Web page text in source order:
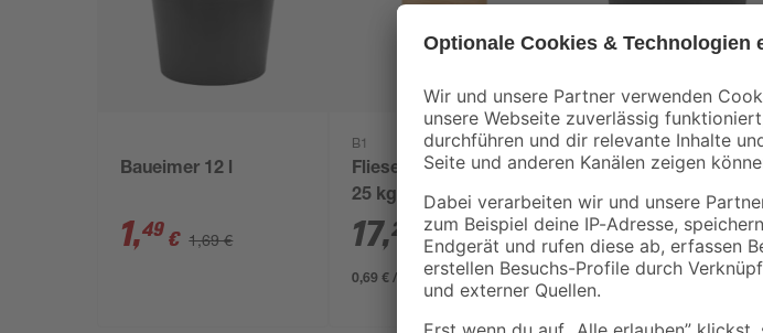
Baueimer 12 l
1,49 € 1,69 €
B1
Fliesenkleber flexibel
25 kg
17,29 €
0,69 € / Kilogramm
Mörtelkübel 'Profi
Line' 40 l
4,99 € 5,49 €